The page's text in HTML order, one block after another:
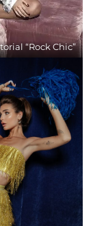
“Rock Chic”